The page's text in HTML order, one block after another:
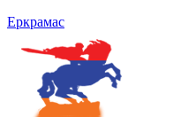
Еркрамас